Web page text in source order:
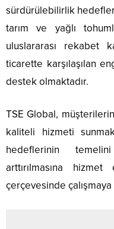
sürdürülebilirlik
tarım ve yağlı
uluslararası rekabet
ticarette karşılaşılan
destek olmaktadır.
TSE Global,
kaliteli hizmeti
hedeflerinin
arttırılmasına
çerçevesinde